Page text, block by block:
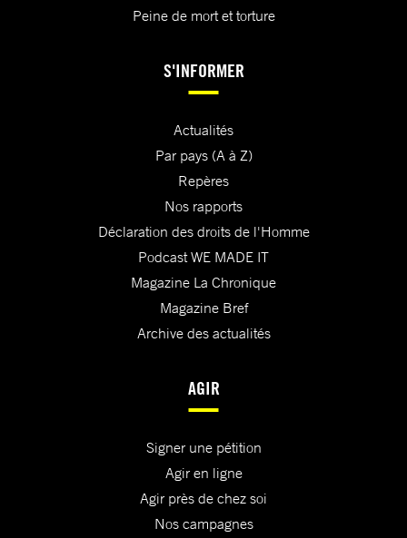
Peine de mort et torture
S'INFORMER
Actualités
Par pays (A à Z)
Repères
Nos rapports
Déclaration des droits de l'Homme
Podcast WE MADE IT
Magazine La Chronique
Magazine Bref
Archive des actualités
AGIR
Signer une pétition
Agir en ligne
Agir près de chez soi
Nos campagnes